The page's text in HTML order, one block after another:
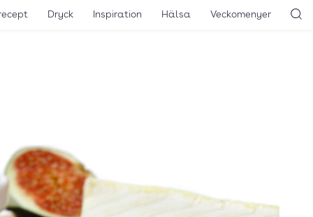
Dryck Inspiration Hälsa Veckomenyer